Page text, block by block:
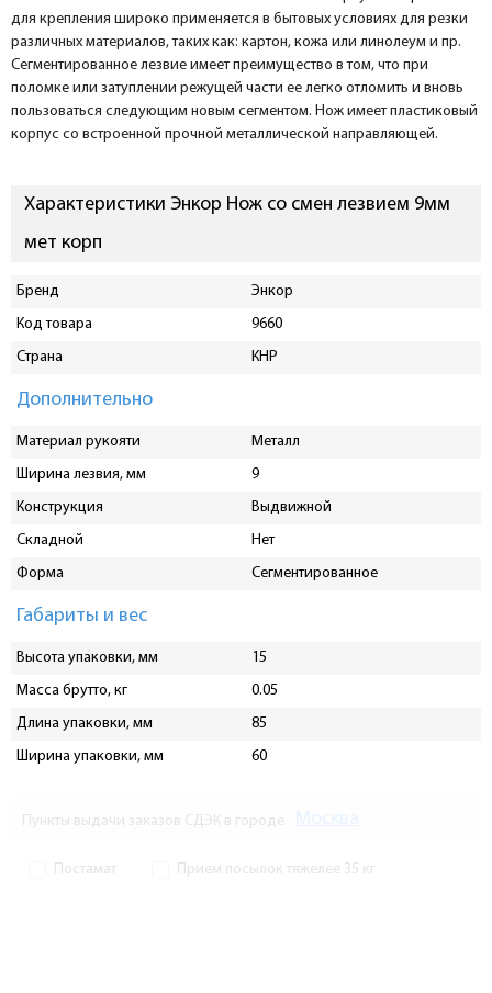
для крепления широко применяется в бытовых условиях для резки
различных материалов, таких как: картон, кожа или линолеум и пр.
Сегментированное лезвие имеет преимущество в том, что при
поломке или затуплении режущей части ее легко отломить и вновь
пользоваться следующим новым сегментом. Нож имеет пластиковый
корпус со встроенной прочной металлической направляющей.
Характеристики Энкор Нож со смен лезвием 9мм
мет корп
Бренд
Энкор
Код товара
9660
Страна
КНР
Дополнительно
Материал рукояти
Металл
Ширина лезвия, мм
9
Конструкция
Выдвижной
Складной
Нет
Форма
Сегментированное
Габариты и вес
Высота упаковки, мм
15
Масса брутто, кг
0.05
Длина упаковки, мм
85
Ширина упаковки, мм
60
Пункты выдачи заказов СДЭК в городе
Постамат Прием посылок тяжелее 35 кг